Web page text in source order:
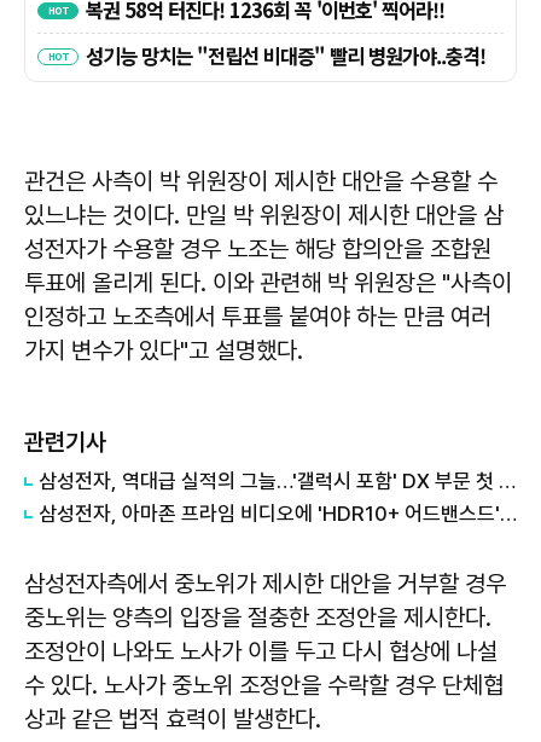
관건은 사측이 박 위원장이 제시한 대안을 수용할 수
있느냐는 것이다. 만일 박 위원장이 제시한 대안을 삼
성전자가 수용할 경우 노조는 해당 합의안을 조합원
투표에 올리게 된다. 이와 관련해 박 위원장은 "사측이
인정하고 노조측에서 투표를 붙여야 하는 만큼 여러
가지 변수가 있다"고 설명했다.
관련기사
삼성전자, 역대급 실적의 그늘…'갤럭시 포함' DX 부문 첫 적자
삼성전자, 아마존 프라임 비디오에 'HDR10+ 어드밴스드' 기술 선보여
삼성전자측에서 중노위가 제시한 대안을 거부할 경우
중노위는 양측의 입장을 절충한 조정안을 제시한다.
조정안이 나와도 노사가 이를 두고 다시 협상에 나설
수 있다. 노사가 중노위 조정안을 수락할 경우 단체협
상과 같은 법적 효력이 발생한다.